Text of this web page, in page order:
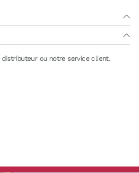
ou notre service client.